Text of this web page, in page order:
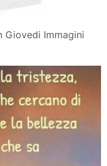
Giovedi Immagini